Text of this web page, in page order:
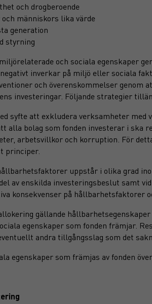
och drogberoende
människors lika värde
generation
styrning
och sociala egenskaper
inverkar på miljö eller sociala
och överenskommelser genom
investeringar. Följande strategier
syfte att exkludera verksamheter
alla bolag som fonden investerar i
arbetsvillkor och korruption. För
principer.
uppstår i olika grad
av enskilda investeringsbeslut samt
konsekvenser på hållbarhetsfaktorer
gällande
egenskaper som fonden främjar.
andra tillgångsslag som det
egenskaper som främjas av fonden